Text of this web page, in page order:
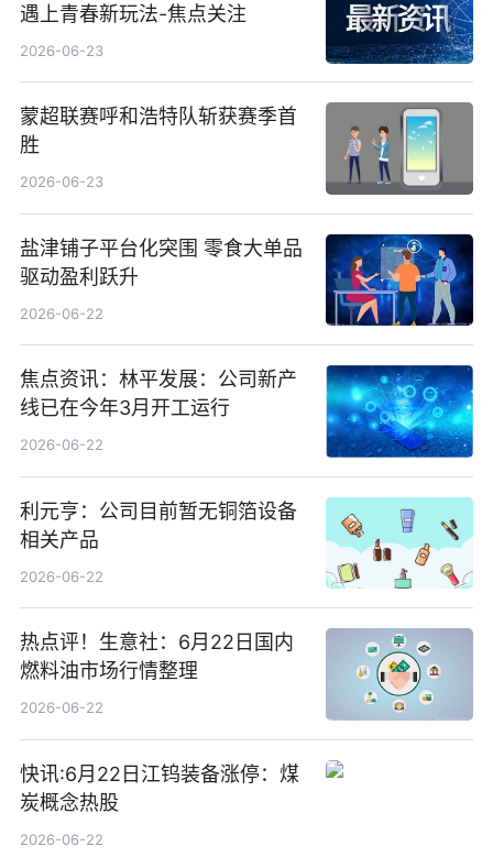
遇上青春新玩法-焦点关注
2026-06-23
蒙超联赛呼和浩特队斩获赛季首
胜
2026-06-23
盐津铺子平台化突围 零食大单品
驱动盈利跃升
2026-06-22
焦点资讯：林平发展：公司新产
线已在今年3月开工运行
2026-06-22
利元亨：公司目前暂无铜箔设备
相关产品
2026-06-22
热点评！生意社：6月22日国内
燃料油市场行情整理
2026-06-22
快讯:6月22日江钨装备涨停：煤
炭概念热股
2026-06-22